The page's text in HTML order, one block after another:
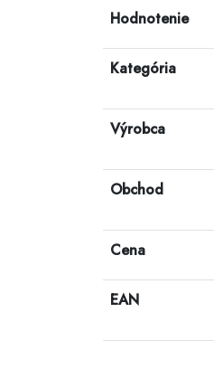
Hodnotenie
Kategória
Výrobca
Obchod
Cena
EAN